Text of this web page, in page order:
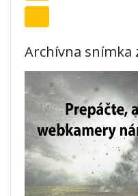
Archívna snímka